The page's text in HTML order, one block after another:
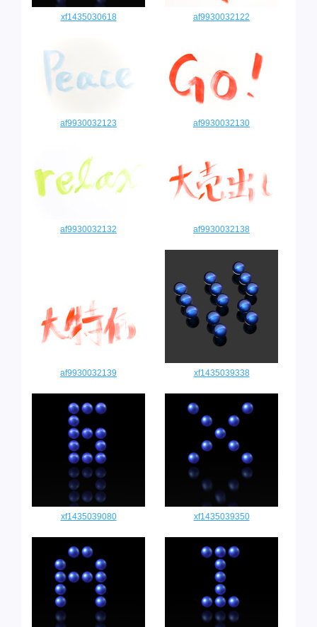
xf1435030618 af9930032122
af9930032123 af9930032130
af9930032132 af9930032138
af9930032139 xf1435039338
xf1435039080 xf1435039350